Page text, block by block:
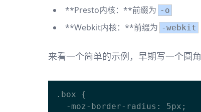
**Presto内核：**前缀为 -o
**Webkit内核：**前缀为 -webkit
来看一个简单的示例，早期写一个圆角
.box {